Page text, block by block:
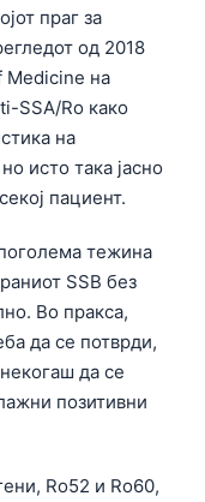
праг за
од 2018
Medicine на
SSA/Ro како
на
исто така јасно
пациент.
тежина
SSB без
Во пракса,
да се потврди,
да се
позитивни
Ro52 и Ro60,